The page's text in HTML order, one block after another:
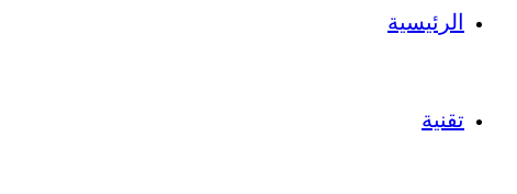
الرئيسية
تقنية